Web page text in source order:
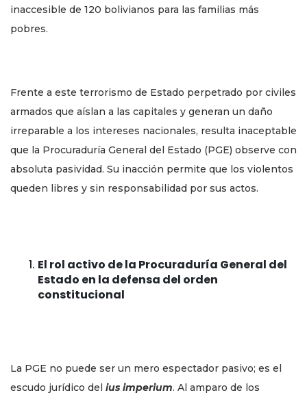
inaccesible de 120 bolivianos para las familias más
pobres.
Frente a este terrorismo de Estado perpetrado por civiles
armados que aíslan a las capitales y generan un daño
irreparable a los intereses nacionales, resulta inaceptable
que la Procuraduría General del Estado (PGE) observe con
absoluta pasividad. Su inacción permite que los violentos
queden libres y sin responsabilidad por sus actos.
El rol activo de la Procuraduría General del
Estado en la defensa del orden
constitucional
La PGE no puede ser un mero espectador pasivo; es el
escudo jurídico del ius imperium. Al amparo de los